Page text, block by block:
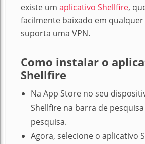
existe um aplicativo Shellfire,
facilmente baixado em
suporta uma VPN.
Como instalar o
Shellfire
Na App Store no seu
Shellfire na barra de
pesquisa.
Agora, selecione o aplicativo